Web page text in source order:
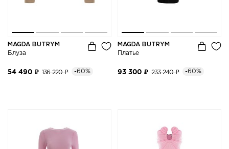
MAGDA BUTRYM
Блуза
54 490 ₽ 136 220 ₽ -60%
MAGDA BUTRYM
Платье
93 300 ₽ 233 240 ₽ -60%